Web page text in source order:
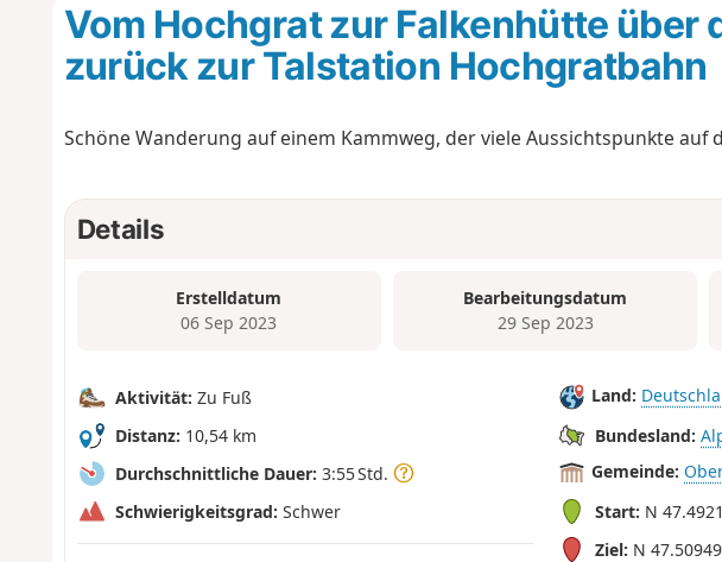
Vom Hochgrat zur Falkenhütte über
zurück zur Talstation Hochgratbahn
Schöne Wanderung auf einem Kammweg, der viele Aussichtspunkte auf
Details
Erstelldatum
06 Sep 2023
Bearbeitungsdatum
29 Sep 2023
Aktivität: Zu Fuß
Distanz: 10,54 km
Durchschnittliche Dauer: 3:55 Std.
Schwierigkeitsgrad: Schwer
Land:
Bundesland:
Gemeinde:
Start: N
Ziel: N